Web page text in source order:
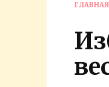
ГЛАВНАЯ